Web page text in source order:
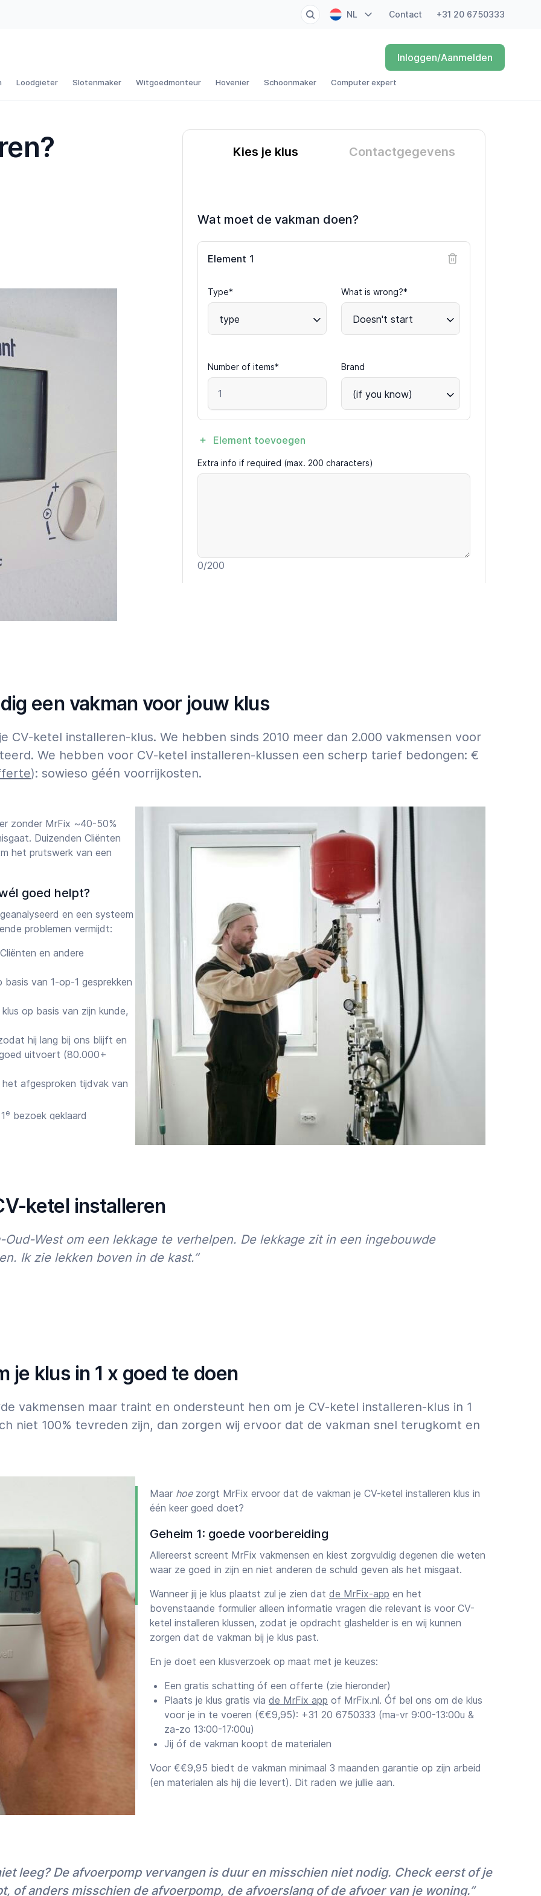
NL Contact +31 20 6750333
Loodgieter Slotenmaker Witgoedmonteur Hovenier Schoonmaker Computer expert
Inloggen/Aanmelden
Kies je klus Contactgegevens
Wat moet de vakman doen?
Element 1
Type*
type
What is wrong?*
Doesn't start
Number of items* Brand
(if you know)
Element toevoegen
Extra info if required (max. 200 characters)
0/200
Expert ASAP
Tik op hier voor info over schatting vs. offerte.
een vakman voor jouw klus
CV-ketel installeren-klus. We hebben sinds 2010 meer dan 2.000 vakmensen voor
We hebben voor CV-ketel installeren-klussen een scherp tarief bedongen: €
): sowieso géén voorrijkosten.
zonder MrFix ~40-50%
Duizenden Cliënten
het prutswerk van een
goed helpt?
en een systeem
problemen vermijdt:
en andere
van 1-op-1 gesprekken
op basis van zijn kunde,
hij lang bij ons blijft en
uitvoert (80.000+
afgesproken tijdvak van
e bezoek geklaard
weer een klus
uur, na 18 uur of in het
ketel installeren
West om een lekkage te verhelpen. De lekkage zit in een ingebouwde
Ik zie lekken boven in de kast.”
je klus in 1 x goed te doen
vakmensen maar traint en ondersteunt hen om je CV-ketel installeren-klus in 1
niet 100% tevreden zijn, dan zorgen wij ervoor dat de vakman snel terugkomt en
Maar hoezorgt MrFix ervoor dat de vakman je CV-ketel installeren klus in
één keer goed doet?
Geheim 1: goede voorbereiding
Allereerst screent MrFix vakmensen en kiest zorgvuldig degenen die weten
waar ze goed in zijn en niet anderen de schuld geven als het misgaat.
Wanneer jij je klus plaatst zul je zien dat de MrFix-app en het
bovenstaande formulier alleen informatie vragen die relevant is voor CV-
ketel installeren klussen, zodat je opdracht glashelder is en wij kunnen
zorgen dat de vakman bij je klus past.
En je doet een klusverzoek op maat met je keuzes:
Een gratis schatting óf een offerte (zie hieronder)
Plaats je klus gratis via de MrFix app of MrFix.nl. Óf bel ons om de klus
voor je in te voeren (€€9,95): +31 20 6750333 (ma-vr 9:00-13:00u &
za-zo 13:00-17:00u)
Jij óf de vakman koopt de materialen
Voor €€9,95 biedt de vakman minimaal 3 maanden garantie op zijn arbeid
(en materialen als hij die levert). Dit raden we jullie aan.
maximale zekerheid maar ook omdat de meeste vakmensen voor grote
offerteklussen een korting (vaak 10-20%) op het uurtarief bieden.
leeg? De afvoerpomp vervangen is duur en misschien niet nodig. Check eerst of je
of anders misschien de afvoerpomp, de afvoerslang of de afvoer van je woning.”